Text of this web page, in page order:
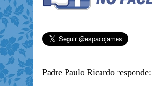
Padre Paulo Ricardo responde: